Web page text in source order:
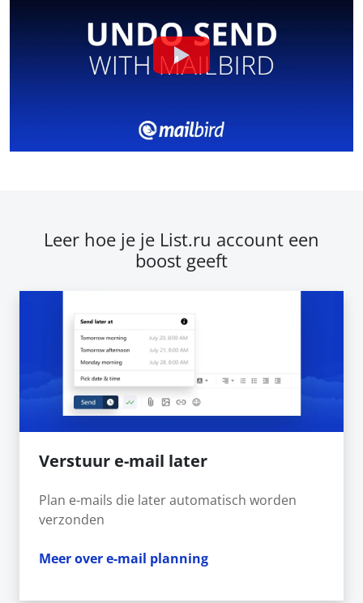
Leer hoe je je List.ru account een
boost geeft
Verstuur e-mail later
Plan e-mails die later automatisch worden
verzonden
Meer over e-mail planning